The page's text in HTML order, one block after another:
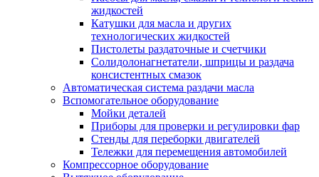
жидкостей
Катушки для масла и других
технологических жидкостей
Пистолеты раздаточные и счетчики
Солидолонагнетатели, шприцы и раздача
консистентных смазок
Автоматическая система раздачи масла
Вспомогательное оборудование
Мойки деталей
Приборы для проверки и регулировки фар
Стенды для переборки двигателей
Тележки для перемещения автомобилей
Компрессорное оборудование